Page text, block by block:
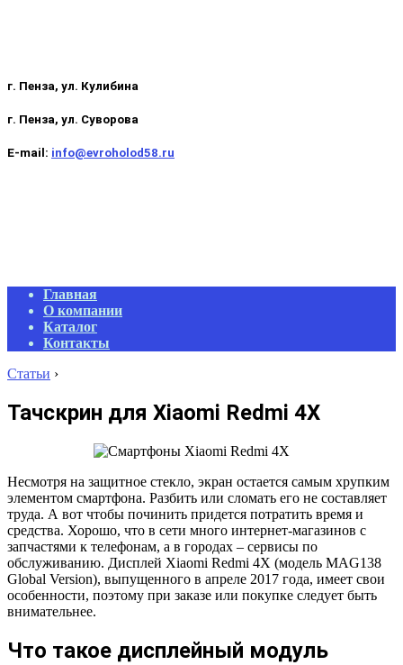
г. Пенза, ул. Кулибина
г. Пенза, ул. Суворова
E-mail: info@evroholod58.ru
Primary
Navigation
Menu
Главная
О компании
Каталог
Контакты
Статьи ›
Тачскрин для Xiaomi Redmi 4X
Несмотря на защитное стекло, экран остается самым хрупким
элементом смартфона. Разбить или сломать его не составляет
труда. А вот чтобы починить придется потратить время и
средства. Хорошо, что в сети много интернет-магазинов с
запчастями к телефонам, а в городах – сервисы по
обслуживанию. Дисплей Xiaomi Redmi 4X (модель MAG138
Global Version), выпущенного в апреле 2017 года, имеет свои
особенности, поэтому при заказе или покупке следует быть
внимательнее.
Что такое дисплейный модуль